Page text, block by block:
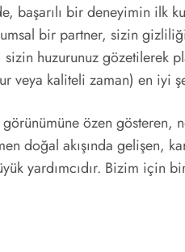
başarılı bir deneyimin ilk
bir partner, sizin
huzurunuz gözetilerek
veya kaliteli zaman) en iyi
özen gösteren,
doğal akışında gelişen,
yardımcıdır. Bizim